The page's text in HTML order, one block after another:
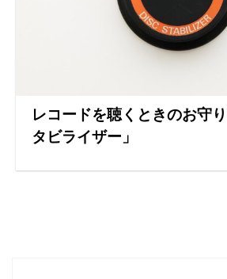
レコードを聴くときのお守
タビライザー」